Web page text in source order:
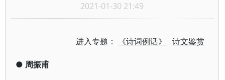
2021-01-30 21:49
进入专题： 《诗词例话》 诗文鉴赏
● 周振甫